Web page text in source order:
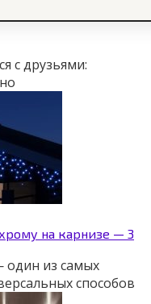
с друзьями:
на карнизе — 3
один из самых
способов